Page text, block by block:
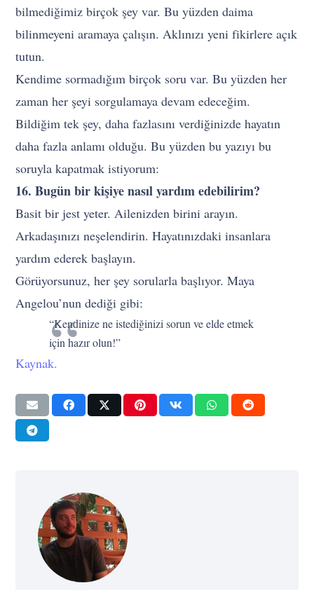
bilmediğimiz birçok şey var. Bu yüzden daima
bilinmeyeni aramaya çalışın. Aklınızı yeni fikirlere açık
tutun.
Kendime sormadığım birçok soru var. Bu yüzden her
zaman her şeyi sorgulamaya devam edeceğim.
Bildiğim tek şey, daha fazlasını verdiğinizde hayatın
daha fazla anlamı olduğu. Bu yüzden bu yazıyı bu
soruyla kapatmak istiyorum:
16. Bugün bir kişiye nasıl yardım edebilirim?
Basit bir jest yeter. Ailenizden birini arayın.
Arkadaşınızı neşelendirin. Hayatınızdaki insanlara
yardım ederek başlayın.
Görüyorsunuz, her şey sorularla başlıyor. Maya
Angelou’nun dediği gibi:
“Kendinize ne istediğinizi sorun ve elde etmek
için hazır olun!”
Kaynak.